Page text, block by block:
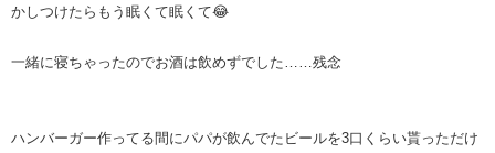
かしつけたらもう眠くて眠くて😂
一緒に寝ちゃったのでお酒は飲めずでした……残念
ハンバーガー作ってる間にパパが飲んでたビールを3口くらい貰っただけ